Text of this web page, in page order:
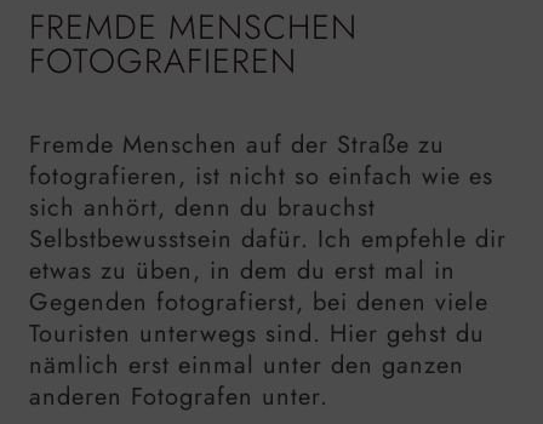
FREMDE MENSCHEN
FOTOGRAFIEREN
Fremde Menschen auf der Straße zu
fotografieren, ist nicht so einfach wie es
sich anhört, denn du brauchst
Selbstbewusstsein dafür. Ich empfehle dir
etwas zu üben, in dem du erst mal in
Gegenden fotografierst, bei denen viele
Touristen unterwegs sind. Hier gehst du
nämlich erst einmal unter den ganzen
anderen Fotografen unter.